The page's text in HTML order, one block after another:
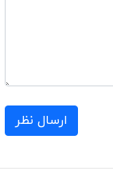
ارسال نظر